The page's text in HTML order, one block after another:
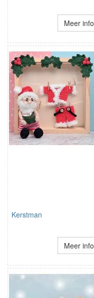
Meer info
Kerstman
Meer info